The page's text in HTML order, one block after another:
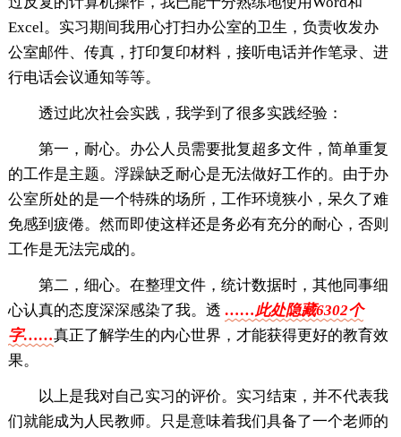
Excel。实习期间我用心打扫办公室的卫生，负责收发办
公室邮件、传真，打印复印材料，接听电话并作笔录、进
行电话会议通知等等。
透过此次社会实践，我学到了很多实践经验：
第一，耐心。办公人员需要批复超多文件，简单重复
的工作是主题。浮躁缺乏耐心是无法做好工作的。由于办
公室所处的是一个特殊的场所，工作环境狭小，呆久了难
免感到疲倦。然而即使这样还是务必有充分的耐心，否则
工作是无法完成的。
第二，细心。在整理文件，统计数据时，其他同事细
心认真的态度深深感染了我。透 ……此处隐藏6302个
字……真正了解学生的内心世界，才能获得更好的教育效
果。
以上是我对自己实习的评价。实习结束，并不代表我
们就能成为人民教师。只是意味着我们具备了一个老师的